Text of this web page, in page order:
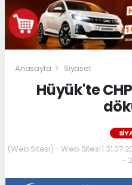
Anasayfa Siyaset
Hüyük'te
(Web Sitesi) - Web Sitesi |
-